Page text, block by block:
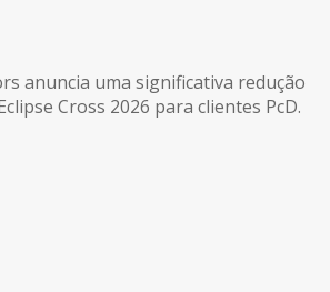
anuncia uma significativa redução
Cross 2026 para clientes PcD.